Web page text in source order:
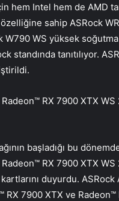
hem Intel hem de AMD
sahip ASRock
W790 WS yüksek
standında tanıtılıyor.
Radeon™ RX 7900 XTX
başladığı bu
RX 7900 XTX
duyurdu.
RX 7900 XTX ve